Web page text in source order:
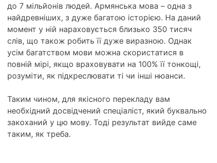
до 7 мільйонів людей. Армянська мова – одна з
найдревніших, з дуже багатою історією. На даний
момент у ній нараховується близько 350 тисяч
слів, що також робить її дуже виразною. Однак
усім багатством мови можна скористатися в
повній мірі, якщо враховувати на 100% її тонкощі,
розуміти, як підкреслювати ті чи інші нюанси.
Таким чином, для якісного перекладу вам
необхідний досвідчений спеціаліст, який буквально
закоханий у цю мову. Тоді результат вийде саме
таким, як треба.